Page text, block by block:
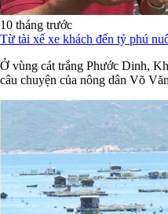
10 tháng trước
Từ tài xế xe khách đến tỷ phú
Ở vùng cát trắng Phước Dinh,
câu chuyện của nông dân Võ